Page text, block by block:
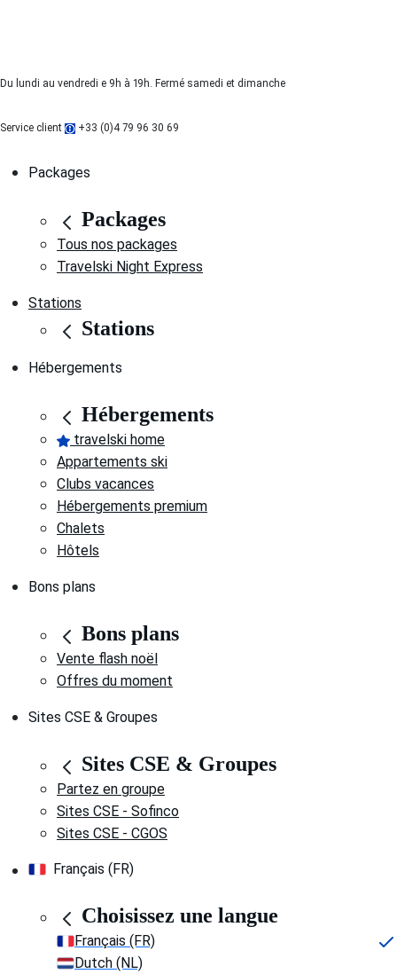
Du lundi au vendredi e 9h à 19h. Fermé samedi et dimanche
Service client +33 (0)4 79 96 30 69
Packages
Packages
Tous nos packages
Travelski Night Express
Stations
Stations
Hébergements
Hébergements
travelski home
Appartements ski
Clubs vacances
Hébergements premium
Chalets
Hôtels
Bons plans
Bons plans
Vente flash noël
Offres du moment
Sites CSE & Groupes
Sites CSE & Groupes
Partez en groupe
Sites CSE - Sofinco
Sites CSE - CGOS
Français (FR)
Choisissez une langue
Français (FR)
Dutch (NL)